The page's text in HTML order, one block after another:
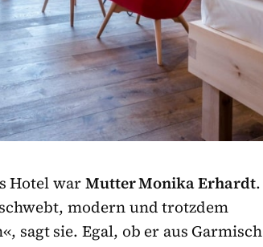
Hotel warMutter Monika Erhardt.
modern und trotzdem
sagt sie. Egal, ob er aus Garmisch